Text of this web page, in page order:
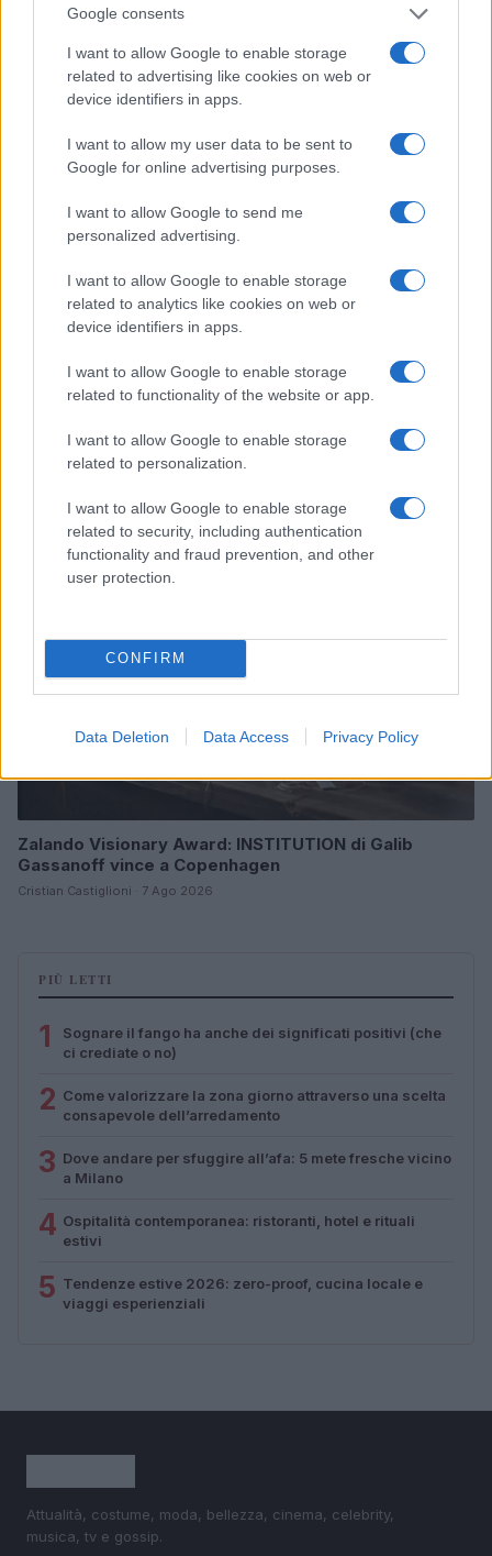
Google consents
I want to allow Google to enable storage
related to advertising like cookies on web or
device identifiers in apps.
I want to allow my user data to be sent to
Google for online advertising purposes.
I want to allow Google to send me
personalized advertising.
I want to allow Google to enable storage
related to analytics like cookies on web or
device identifiers in apps.
I want to allow Google to enable storage
related to functionality of the website or app.
I want to allow Google to enable storage
related to personalization.
I want to allow Google to enable storage
related to security, including authentication
functionality and fraud prevention, and other
user protection.
CONFIRM
Data Deletion Data Access Privacy Policy
Copenhagen Fashion Week SS27: le novità che stanno
rivoluzionando la moda
Cristian Castiglioni · 8 Ago 2026
Scopri Rocca San Giovanni, il borgo abruzzese tra
mare e storia
LIFESTYLE
Zalando Visionary Award: INSTITUTION di Galib
Gassanoff vince a Copenhagen
Cristian Castiglioni · 7 Ago 2026
PIÙ LETTI
1
Sognare il fango ha anche dei significati positivi (che
ci crediate o no)
2 Come valorizzare la zona giorno attraverso una scelta
consapevole dell’arredamento
3 Dove andare per sfuggire all’afa: 5 mete fresche vicino
a Milano
4 Ospitalità contemporanea: ristoranti, hotel e rituali
estivi
5 Tendenze estive 2026: zero-proof, cucina locale e
viaggi esperienziali
Attualità, costume, moda, bellezza, cinema, celebrity,
musica, tv e gossip.